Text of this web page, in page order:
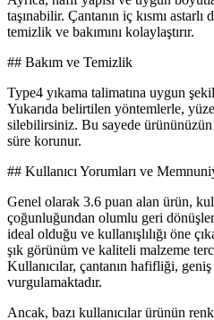
taşınabilir. Çantanın iç kısmı astarlı
temizlik ve bakımını kolaylaştırır.
## Bakım ve Temizlik
Type4 yıkama talimatına uygun
Yukarıda belirtilen yöntemlerle,
silebilirsiniz. Bu sayede ürününüzün
süre korunur.
## Kullanıcı Yorumları ve
Genel olarak 3.6 puan alan ürün,
çoğunluğundan olumlu geri
ideal olduğu ve kullanışlılığı öne
şık görünüm ve kaliteli malzeme
Kullanıcılar, çantanın hafifliği,
vurgulamaktadır.
Ancak, bazı kullanıcılar ürünün